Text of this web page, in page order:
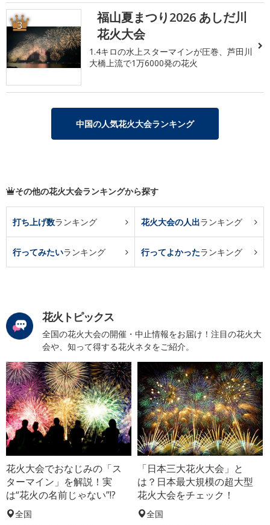
3
福山夏まつり2026 あしだ川
花火大会
1.4キロの水上スターマインが圧巻、芦田川
大橋上流で1万6000発の花火
中国の人気花火大会ランキング
その他の花火大会ランキングから探す
打ち上げ数ランキング 花火大会の人出ランキング
行ってみたいランキング 行ってよかったランキング
花火トピックス
全国の花火大会の開催・中止情報をお届け！注目の花火大
会や、知って得する花火ネタをご紹介。
花火大会でおなじみの「ス
ターマイン」を解説！実
は“花火の名前じゃない”!?
全国
「日本三大花火大会」と
は？日本最大規模の超大型
花火大会をチェック！
全国